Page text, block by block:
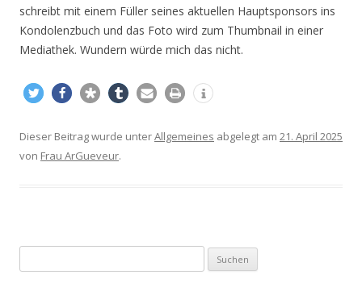
schreibt mit einem Füller seines aktuellen Hauptsponsors ins
Kondolenzbuch und das Foto wird zum Thumbnail in einer
Mediathek. Wundern würde mich das nicht.
Dieser Beitrag wurde unterAllgemeines abgelegt am 21. April 2025
von Frau ArGueveur.
u